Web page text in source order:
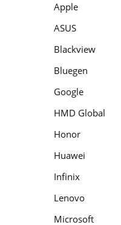
Apple
ASUS
Blackview
Bluegen
Google
HMD Global
Honor
Huawei
Infinix
Lenovo
Microsoft